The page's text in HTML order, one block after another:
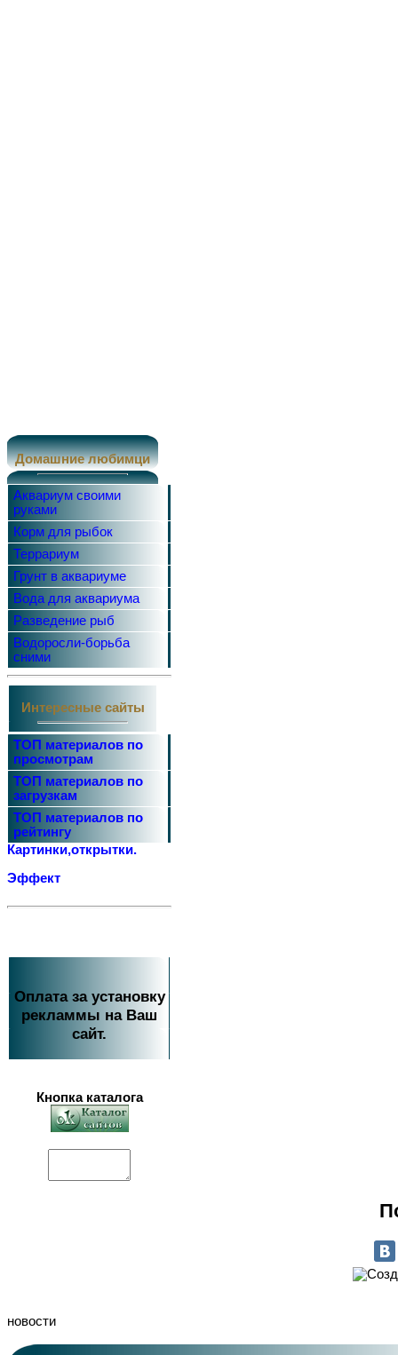
Домашние любимци
Аквариум своими
руками
Корм для рыбок
Террариум
Грунт в аквариуме
Вода для аквариума
Разведение рыб
Водоросли-борьба
сними
Интересные сайты
ТОП материалов по
просмотрам
ТОП материалов по
загрузкам
ТОП материалов по
рейтингу
Картинки,открытки.
Эффект
Оплата за установку
рекламмы на Ваш
сайт.
Кнопка каталога
новости